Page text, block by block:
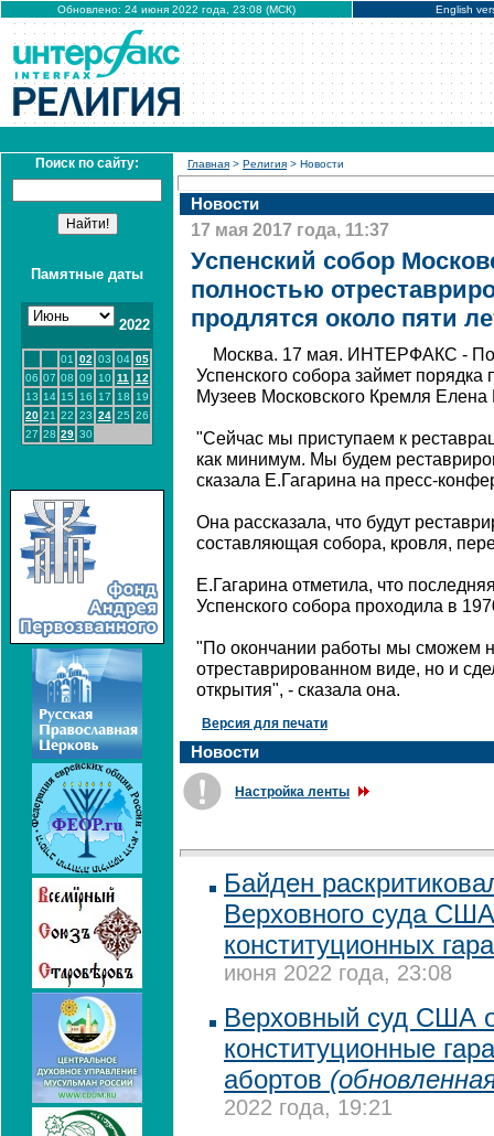
Обновлено: 24 июня 2022 года, 23:08 (МСК) English
Поиск по сайту:
Памятные даты
2022
01 02 03 04 05
06 07 08 09 10 11
12
13 14 15 16 17 18
19
20 21 22 23 24 25 26
27 28 29 30
Главная > Религия > Новости
Новости
17 мая 2017 года, 11:37
Успенский собор
полностью
продлятся около пяти
Москва. 17 мая. ИНТЕРФАКС -
Успенского собора займет порядка
Музеев Московского Кремля Елена
"Сейчас мы приступаем к
как минимум. Мы будем
сказала Е.Гагарина на пресс-
Она рассказала, что будут
составляющая собора, кровля,
Е.Гагарина отметила, что
Успенского собора проходила в
"По окончании работы мы сможем
отреставрированном виде, но и
открытия", - сказала она.
Версия для печати
Новости
Настройка ленты
Байден
Верховного суда
конституционных
июня 2022 года, 23:08
Верховный суд США
конституционные
абортов
2022 года, 19:21